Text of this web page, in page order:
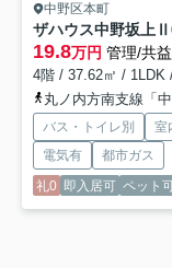
中野区本町
ザハウス中野坂上Ⅱ
19.8万円 管理/共
4階 / 37.62㎡ / 1LDK
丸ノ内方南支線「
バス・トイレ別 室
電気有
都市ガス
礼0 即入居可 ペット